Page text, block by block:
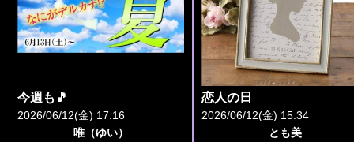
今週も🎵
2026/06/12(金) 17:16
唯（ゆい）
恋人の日
2026/06/12(金) 15:34
とも美